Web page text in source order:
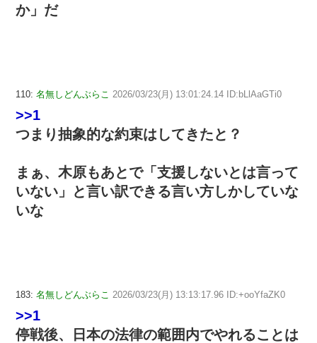
か」だ
110: 名無しどんぶらこ 2026/03/23(月) 13:01:24.14 ID:bLlAaGTi0
>>1
つまり抽象的な約束はしてきたと？
まぁ、木原もあとで「支援しないとは言って
いない」と言い訳できる言い方しかしていな
いな
183: 名無しどんぶらこ 2026/03/23(月) 13:13:17.96 ID:+ooYfaZK0
>>1
停戦後、日本の法律の範囲内でやれることは